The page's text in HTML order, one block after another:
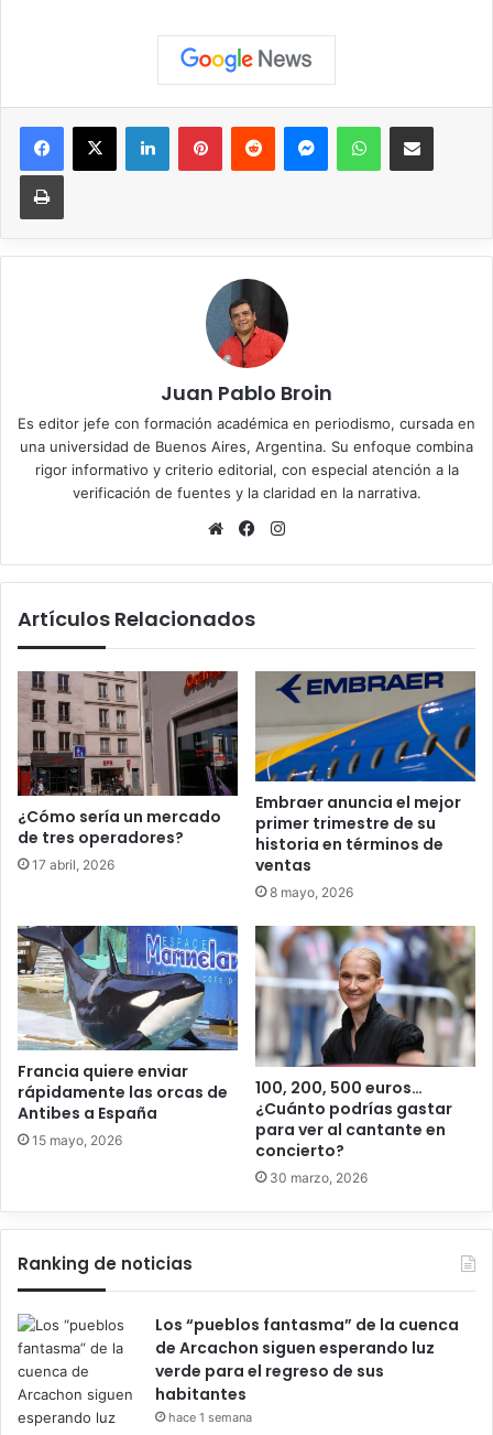
Facebook
X LinkedInPinterestReddit MessengerWhatsAppCompartir vía correo
Imprimir
Juan Pablo Broin
Es editor jefe con formación académica en periodismo, cursada en
una universidad de Buenos Aires, Argentina. Su enfoque combina
rigor informativo y criterio editorial, con especial atención a la
verificación de fuentes y la claridad en la narrativa.
Sitio
Facebook
Artículos Relacionados
¿Cómo sería un mercado
de tres operadores?
17 abril, 2026
Embraer anuncia el mejor
primer trimestre de su
historia en términos de
ventas
8 mayo, 2026
Francia quiere enviar
rápidamente las orcas de
Antibes a España
15 mayo, 2026
100, 200, 500 euros…
¿Cuánto podrías gastar
para ver al cantante en
concierto?
30 marzo, 2026
Ranking de noticias
Los “pueblos fantasma” de la cuenca
de Arcachon siguen esperando luz
verde para el regreso de sus
habitantes
hace 1 semana